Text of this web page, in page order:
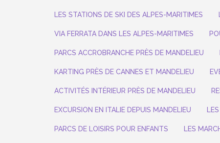
LES STATIONS DE SKI DES ALPES-MARITIMES
VIA FERRATA DANS LES ALPES-MARITIMES
PARCS ACCROBRANCHE PRÈS DE MANDELIEU
KARTING PRÈS DE CANNES ET MANDELIEU
ACTIVITÉS INTÉRIEUR PRÈS DE MANDELIEU
EXCURSION EN ITALIE DEPUIS MANDELIEU
PARCS DE LOISIRS POUR ENFANTS LES